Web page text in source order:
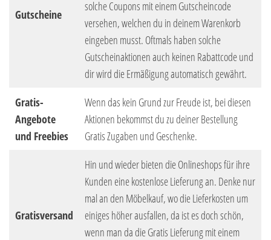
Gutscheine
solche Coupons mit einem Gutscheincode
versehen, welchen du in deinem Warenkorb
eingeben musst. Oftmals haben solche
Gutscheinaktionen auch keinen Rabattcode und
dir wird die Ermäßigung automatisch gewährt.
Gratis-
Angebote
und Freebies
Wenn das kein Grund zur Freude ist, bei diesen
Aktionen bekommst du zu deiner Bestellung
Gratis Zugaben und Geschenke.
Gratisversand
Hin und wieder bieten die Onlineshops für ihre
Kunden eine kostenlose Lieferung an. Denke nur
mal an den Möbelkauf, wo die Lieferkosten um
einiges höher ausfallen, da ist es doch schön,
wenn man da die Gratis Lieferung mit einem